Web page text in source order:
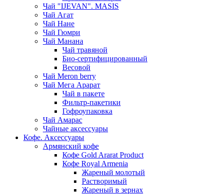
Чай "IJEVAN". MASIS
Чай Агат
Чай Нане
Чай Гюмри
Чай Манана
Чай травяной
Био-сертифицированный
Весовой
Чай Meron berry
Чай Мега Арарат
Чай в пакете
Фильтр-пакетики
Гофроупаковка
Чай Амарас
Чайные аксессуары
Кофе. Аксессуары
Армянский кофе
Кофе Gold Ararat Product
Кофе Royal Armenia
Жареный молотый
Растворимый
Жареный в зернах